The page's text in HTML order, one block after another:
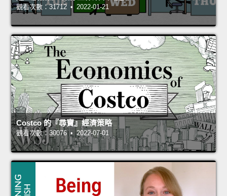
觀看次數：31712 • 2022-01-21
Costco 的『尋寶』經濟策略
觀看次數：30076 • 2022-07-01